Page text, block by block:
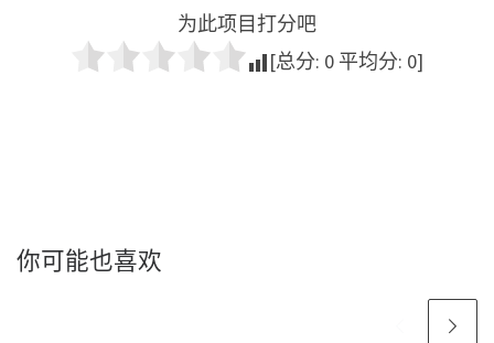
为此项目打分吧
[总分: 0 平均分: 0]
你可能也喜欢